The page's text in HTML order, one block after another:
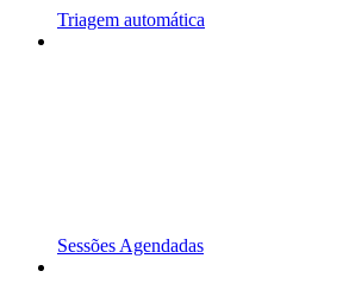
Triagem automática
Sessões Agendadas